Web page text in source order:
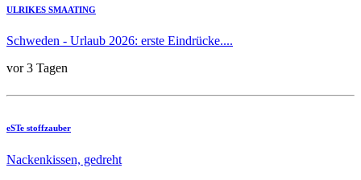
ULRIKES SMAATING
Schweden - Urlaub 2026: erste Eindrücke....
vor 3 Tagen
eSTe stoffzauber
Nackenkissen, gedreht